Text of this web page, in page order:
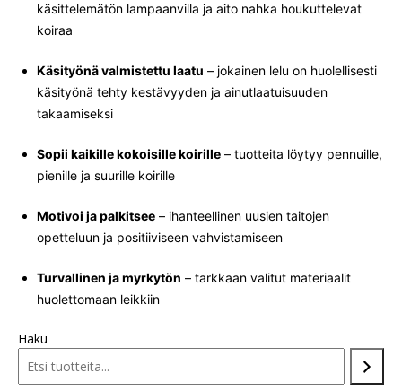
käsittelemätön lampaanvilla ja aito nahka houkuttelevat
koiraa
Käsityönä valmistettu laatu – jokainen lelu on huolellisesti
käsityönä tehty kestävyyden ja ainutlaatuisuuden
takaamiseksi
Sopii kaikille kokoisille koirille – tuotteita löytyy pennuille,
pienille ja suurille koirille
Motivoi ja palkitsee – ihanteellinen uusien taitojen
opetteluun ja positiiviseen vahvistamiseen
Turvallinen ja myrkytön – tarkkaan valitut materiaalit
huolettomaan leikkiin
Haku